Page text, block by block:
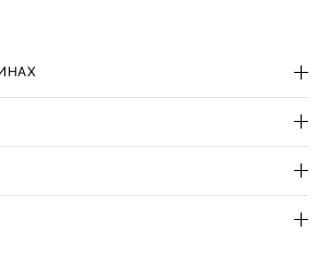
Удлинённую модель отличает
лацканами.